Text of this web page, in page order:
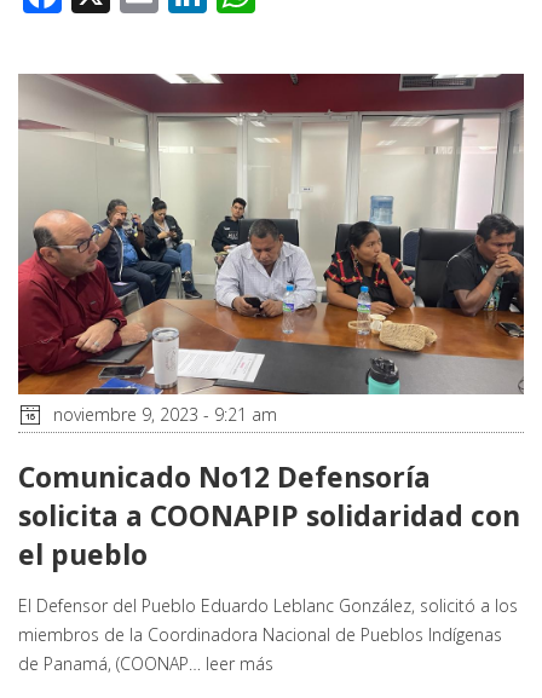
noviembre 9, 2023 - 9:21 am
Comunicado No12 Defensoría
solicita a COONAPIP solidaridad con
el pueblo
El Defensor del Pueblo Eduardo Leblanc González, solicitó a los
miembros de la Coordinadora Nacional de Pueblos Indígenas
de Panamá, (COONAP… leer más